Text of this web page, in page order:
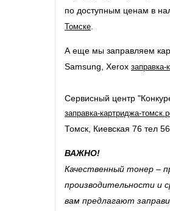
по доступным ценам в
Томске
А еще мы заправляем
Samsung, Xerox
Сервисный центр
заправка-картриджа-
Томск, Киевская 76 тел
ВАЖНО!
Качественный тонер –
производительности и
вам предлагают